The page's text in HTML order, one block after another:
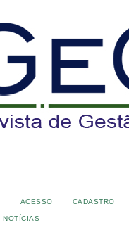
ACESSO CADASTRO
NOTÍCIAS